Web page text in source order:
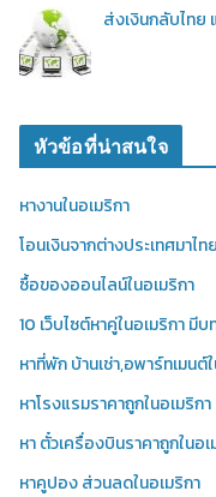
ส่งเงินกลับไทย
หัวข้อที่น่าสนใจ
หางานในอเมริกา
โอนเงินจากต่างประเทศมา
ซื้อของออนไลน์ในอเมริกา
10 เว็บไซต์หาคู่ในอเมริกา มี
หาที่พัก บ้านเช่า,อพาร์ทเมนต์
หาโรงแรมราคาถูกในอเมริกา
หา ตั๋วเครื่องบินราคาถูกในอเ
หาคูปอง ส่วนลดในอเมริกา